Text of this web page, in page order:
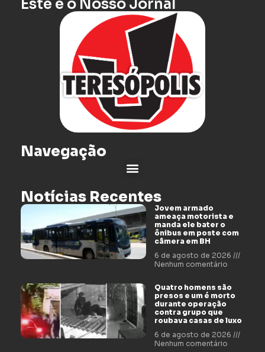
Este é o Nosso Jornal
Navegação
Notícias Recentes
Jovem armado
ameaça motorista e
manda ele bater o
ônibus em poste com
câmera em BH
6 de agosto de 2026
Nenhum comentário
Quatro homens são
presos e um é morto
durante operação
contra grupo que
roubava casas de luxo
6 de agosto de 2026
Nenhum comentário